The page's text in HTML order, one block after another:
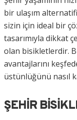
bir ulaşım
sizin için ideal bir
tasarımıyla dikkat
olan bisikletlerdir.
avantajlarını
üstünlüğünü nasıl
ŞEHIR